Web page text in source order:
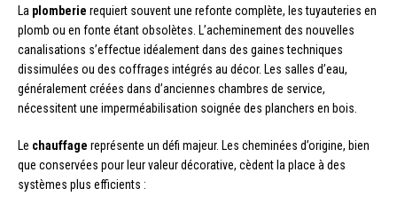
La plomberie requiert souvent une refonte complète, les tuyauteries en
plomb ou en fonte étant obsolètes. L’acheminement des nouvelles
canalisations s’effectue idéalement dans des gaines techniques
dissimulées ou des coffrages intégrés au décor. Les salles d’eau,
généralement créées dans d’anciennes chambres de service,
nécessitent une imperméabilisation soignée des planchers en bois.
Le chauffage représente un défi majeur. Les cheminées d’origine, bien
que conservées pour leur valeur décorative, cèdent la place à des
systèmes plus efficients :